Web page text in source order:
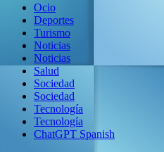
Ocio
Deportes
Turismo
Noticias
Noticias
Salud
Sociedad
Sociedad
Tecnología
Tecnología
ChatGPT Spanish